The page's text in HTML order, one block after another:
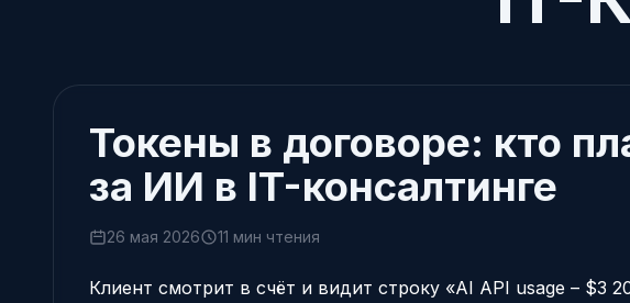
Токены в договоре: кто
за ИИ в IT-консалтинге
26 мая 2026 11 мин чтения
Клиент смотрит в счёт и видит строку «AI API usage – $3